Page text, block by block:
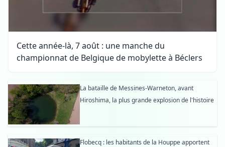
Cette année-là, 7 août : une manche du
championnat de Belgique de mobylette à Béclers
La bataille de Messines-Warneton, avant
Hiroshima, la plus grande explosion de l'histoire
Flobecq : les habitants de la Houppe apportent